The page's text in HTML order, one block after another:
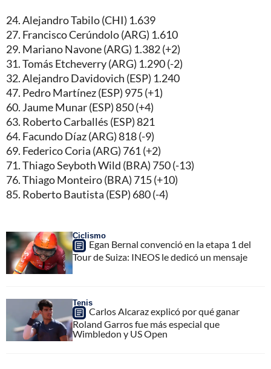
24. Alejandro Tabilo (CHI) 1.639
27. Francisco Cerúndolo (ARG) 1.610
29. Mariano Navone (ARG) 1.382 (+2)
31. Tomás Etcheverry (ARG) 1.290 (-2)
32. Alejandro Davidovich (ESP) 1.240
47. Pedro Martínez (ESP) 975 (+1)
60. Jaume Munar (ESP) 850 (+4)
63. Roberto Carballés (ESP) 821
64. Facundo Díaz (ARG) 818 (-9)
69. Federico Coria (ARG) 761 (+2)
71. Thiago Seyboth Wild (BRA) 750 (-13)
76. Thiago Monteiro (BRA) 715 (+10)
85. Roberto Bautista (ESP) 680 (-4)
Ciclismo
Egan Bernal convenció en la etapa 1 del
Tour de Suiza: INEOS le dedicó un mensaje
Tenis
Carlos Alcaraz explicó por qué ganar
Roland Garros fue más especial que
Wimbledon y US Open